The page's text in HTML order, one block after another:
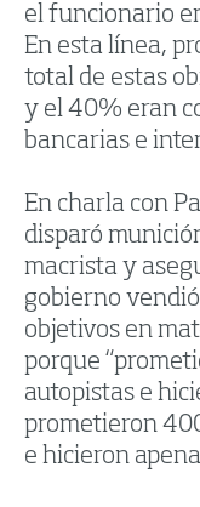
el funcionario
En esta línea,
total de estas
y el 40% eran
bancarias e
En charla con
disparó
macrista y
gobierno
objetivos en
porque
autopistas e
prometieron
e hicieron